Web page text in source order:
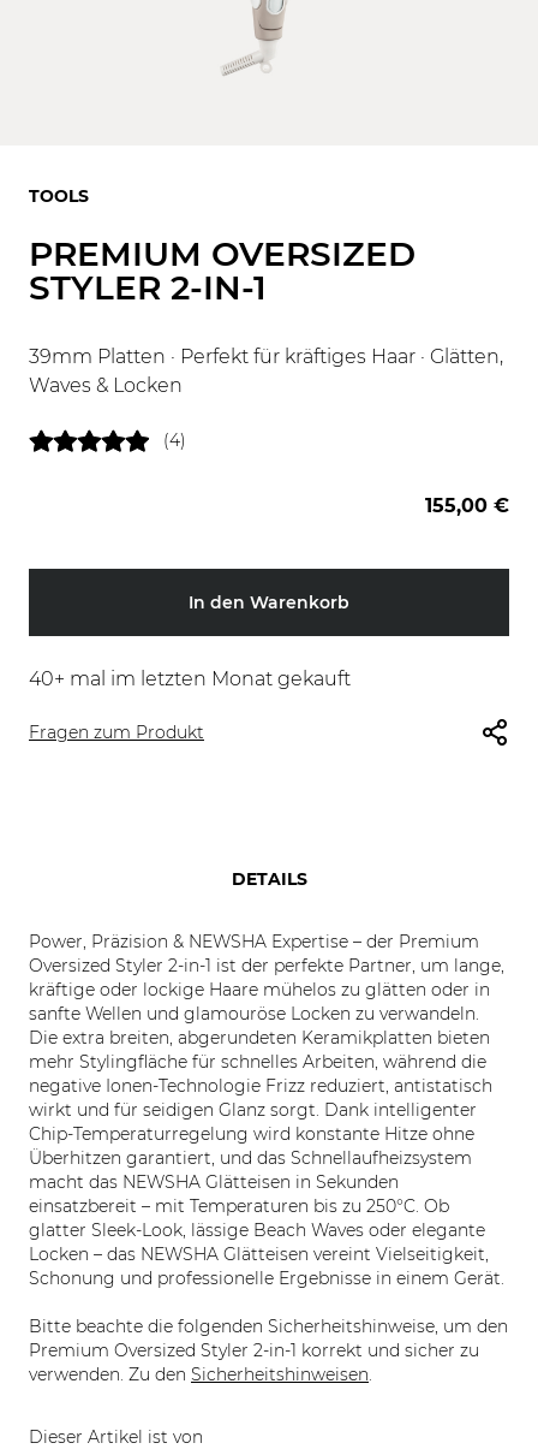
TOOLS
PREMIUM OVERSIZED
STYLER 2-IN-1
39mm Platten · Perfekt für kräftiges Haar · Glätten,
Waves & Locken
(4)
155,00 €
In den Warenkorb
40+ mal im letzten Monat gekauft
Fragen zum Produkt
DETAILS
Power, Präzision & NEWSHA Expertise – der Premium
Oversized Styler 2-in-1 ist der perfekte Partner, um lange,
kräftige oder lockige Haare mühelos zu glätten oder in
sanfte Wellen und glamouröse Locken zu verwandeln.
Die extra breiten, abgerundeten Keramikplatten bieten
mehr Stylingfläche für schnelles Arbeiten, während die
negative Ionen-Technologie Frizz reduziert, antistatisch
wirkt und für seidigen Glanz sorgt. Dank intelligenter
Chip-Temperaturregelung wird konstante Hitze ohne
Überhitzen garantiert, und das Schnellaufheizsystem
macht das NEWSHA Glätteisen in Sekunden
einsatzbereit – mit Temperaturen bis zu 250°C. Ob
glatter Sleek-Look, lässige Beach Waves oder elegante
Locken – das NEWSHA Glätteisen vereint Vielseitigkeit,
Schonung und professionelle Ergebnisse in einem Gerät.
Bitte beachte die folgenden Sicherheitshinweise, um den
Premium Oversized Styler 2-in-1 korrekt und sicher zu
verwenden. Zu den Sicherheitshinweisen.
Dieser Artikel ist von